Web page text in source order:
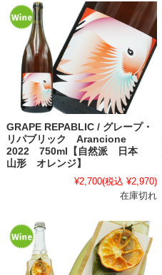
GRAPE REPABLIC / グレープ・
リパブリック Arancione
2022 750ml【自然派 日本
山形 オレンジ】
¥2,700(税込 ¥2,970)
在庫切れ